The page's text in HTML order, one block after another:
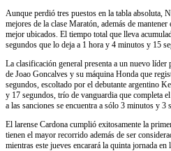
Aunque perdió tres puestos en la tabla absoluta,
mejores de la clase Maratón, además de
mejor ubicados. El tiempo total que lleva
segundos que lo deja a 1 hora y 4 minutos y 15
La clasificación general presenta a un nuevo
de Joao Goncalves y su máquina Honda que
segundos, escoltado por el debutante argentino
y 17 segundos, trío de vanguardia que completa
a las sanciones se encuentra a sólo 3 minutos y 3
El larense Cardona cumplió exitosamente la
tienen el mayor recorrido además de ser
mientras este jueves encarará la quinta jornada